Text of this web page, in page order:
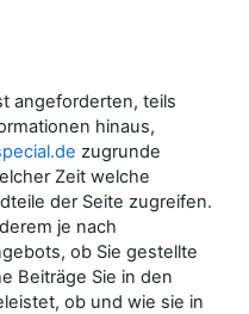
angeforderten, teils
hinaus,
zugrunde
Zeit welche
der Seite zugreifen.
je nach
ob Sie gestellte
Beiträge Sie in den
ob und wie sie in